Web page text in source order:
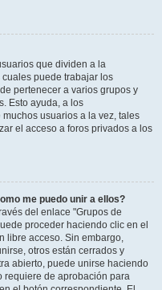
que dividen a la
puede trabajar los
pertenecer a varios grupos y
Esto ayuda, a los
usuarios a la vez, tales
el acceso a foros privados a los
me puedo unir a ellos?
del enlace "Grupos de
proceder haciendo clic en el
libre acceso. Sin embargo,
otros están cerrados y
abierto, puede unirse haciendo
requiere de aprobación para